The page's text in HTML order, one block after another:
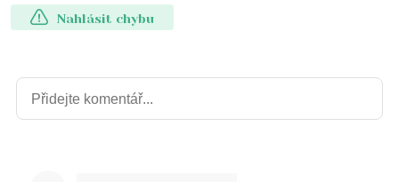
Nahlásit chybu